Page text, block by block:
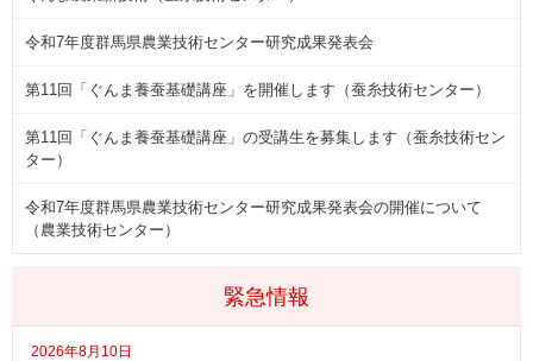
緊急情報
2026年8月10日
令和7年度群馬県農業技術センター研究成果発表会
第11回「ぐんま養蚕基礎講座」を開催します（蚕糸技術センター）
第11回「ぐんま養蚕基礎講座」の受講生を募集します（蚕糸技術セン
ター）
令和7年度群馬県農業技術センター研究成果発表会の開催について
（農業技術センター）